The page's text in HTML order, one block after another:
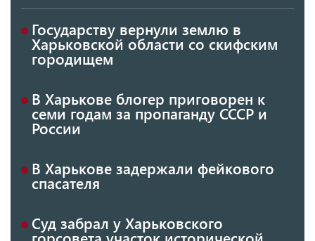
Государству вернули землю в
Харьковской области со скифским
городищем
В Харькове блогер приговорен к
семи годам за пропаганду СССР и
России
В Харькове задержали фейкового
спасателя
Суд забрал у Харьковского